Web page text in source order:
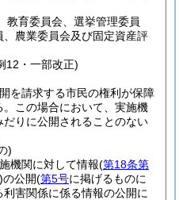
育委員会、選挙管理委員
農業委員会及び固定資産評
12・一部改正)
を請求する市民の権利が保障
この場合において、実施機
りに公開されることのない
)
機関に対して情報(第18条第
の公開(第5号に掲げるものに
害関係に係る情報の公開に